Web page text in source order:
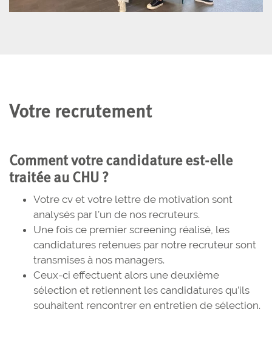
Votre recrutement
Comment votre candidature est-elle
traitée au CHU ?
Votre cv et votre lettre de motivation sont
analysés par l’un de nos recruteurs.
Une fois ce premier screening réalisé, les
candidatures retenues par notre recruteur sont
transmises à nos managers.
Ceux-ci effectuent alors une deuxième
sélection et retiennent les candidatures qu’ils
souhaitent rencontrer en entretien de sélection.